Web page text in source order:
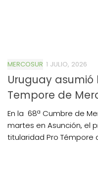
MERCOSUR 1 JULIO, 2026
Uruguay
Tempore de
En la 68ª Cumbre de
martes en Asunción, el
titularidad Pro Témpore